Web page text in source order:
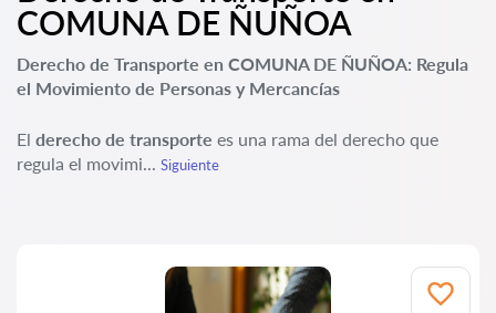
COMUNA DE ÑUÑOA
Derecho de Transporte en COMUNA DE ÑUÑOA: Regula
el Movimiento de Personas y Mercancías
El derecho de transporte es una rama del derecho que
regula el movimi... Siguiente